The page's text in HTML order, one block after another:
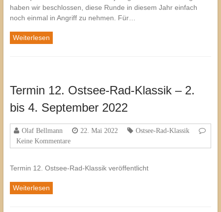
haben wir beschlossen, diese Runde in diesem Jahr einfach
noch einmal in Angriff zu nehmen. Für…
Weiterlesen
Termin 12. Ostsee-Rad-Klassik – 2.
bis 4. September 2022
Olaf Bellmann 22. Mai 2022
Ostsee-Rad-Klassik
Keine Kommentare
Termin 12. Ostsee-Rad-Klassik veröffentlicht
Weiterlesen